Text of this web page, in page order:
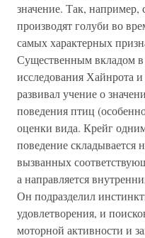
значение. Так,
производят голуби во
самых характерных
Существенным вкладом в
исследования Хайнрота
развивал учение о
поведения птиц
оценки вида. Крейг
поведение складывается
вызванных
а направляется
Он подразделил
удовлетворения, и
моторной активности и